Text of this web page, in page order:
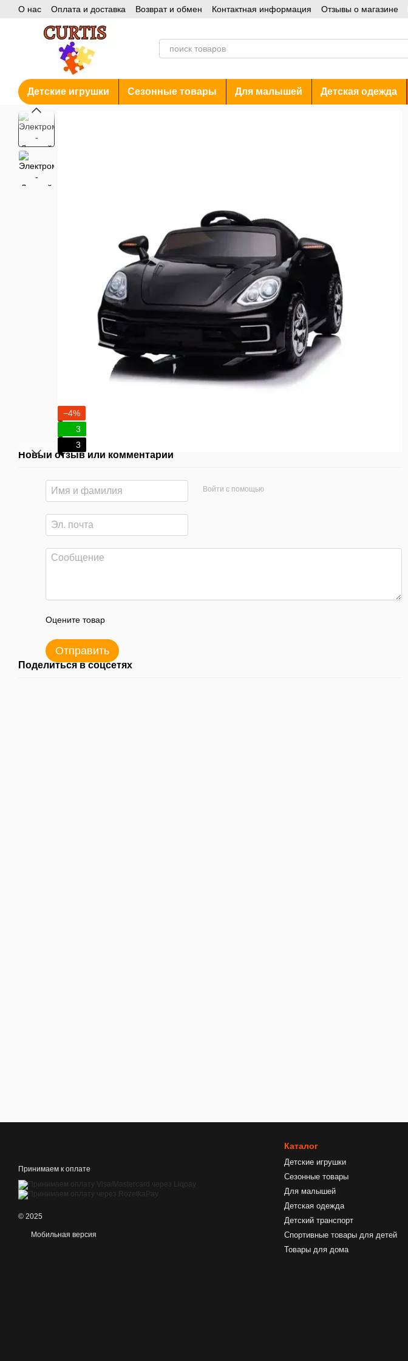
Перейти к основному контенту
О нас Оплата и доставка Возврат и обмен Контактная информация Отзывы о магазине
Детские игрушки Сезонные товары Для малышей Детская одежда
−4%
3
3
Новый отзыв или комментарий
Войти с помощью
Оцените товар
Отправить
Поделиться в соцсетях
Принимаем к оплате
© 2025
Мобильная версия
Каталог
Детские игрушки
Сезонные товары
Для малышей
Детская одежда
Детский транспорт
Спортивные товары для детей
Товары для дома